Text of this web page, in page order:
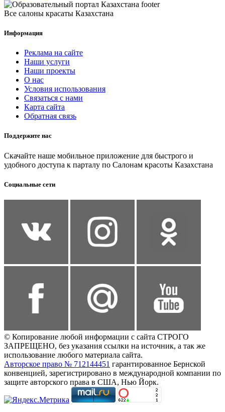
Все салоны красаты Казахстана
Информация
Реклама на сайте
Наши услуги
Наши проекты
О нас
Условия использования
Связаться с нами
Карта сайта
Обратная связь
Поддержите нас
Скачайте наше мобильное приложение для быстрого и
удобного доступа к парталу по Салонам красоты Казахстана
Социальные сети
© Копирование любой информации с сайта СТРОГО
ЗАПРЕЩЕНО, без указания ссылки на источник, а так же
использование любого материала сайта.
Авторское право № 712144451 гарантированное Бернской
конвенцией, зарегистрировано в международной компании по
защите авторского права в США, Нью Йорк.